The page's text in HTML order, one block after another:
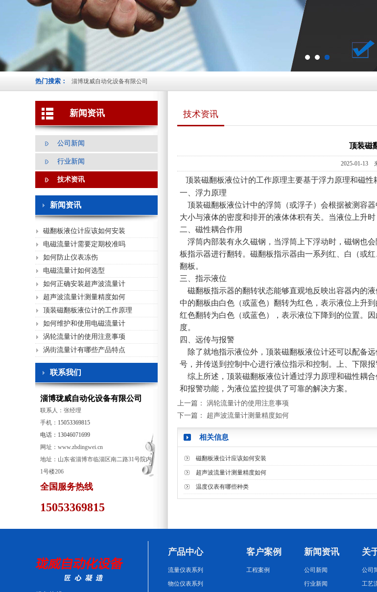
热门搜索： 淄博珑威自动化设备有限公司
新闻资讯
公司新闻
行业新闻
技术资讯
新闻资讯
磁翻板液位计应该如何安装
电磁流量计需要定期校准吗
如何防止仪表冻伤
电磁流量计如何选型
如何正确安装超声波流量计
超声波流量计测量精度如何
顶装磁翻板液位计的工作原理
如何维护和使用电磁流量计
涡轮流量计的使用注意事项
涡街流量计有哪些产品特点
联系我们
淄博珑威自动化设备有限公司
联系人：张经理
手机： 15053369815
电话：13046071699
网址：www.zbdingwei.cn
地址：山东省淄博市临淄区南二路31号院内
1号楼206
全国服务热线
15053369815
技术资讯
顶装磁
2025-01-13
顶装磁翻板液位计的工作原理主要基于浮力原理和磁性
一、浮力原理
顶装磁翻板液位计中的浮筒（或浮子）会根据被测容
大小与液体的密度和排开的液体体积有关。当液位上升
二、磁性耦合作用
浮筒内部装有永久磁钢，当浮筒上下浮动时，磁钢也
板指示器进行翻转。磁翻板指示器由一系列红、白（或
翻板。
三、指示液位
磁翻板指示器的翻转状态能够直观地反映出容器内的
中的翻板由白色（或蓝色）翻转为红色，表示液位上升
红色翻转为白色（或蓝色），表示液位下降到的位置。
度。
四、远传与报警
除了就地指示液位外，顶装磁翻板液位计还可以配备
号，并传送到控制中心进行液位指示和控制。上、下限
综上所述，顶装磁翻板液位计通过浮力原理和磁性耦
和报警功能，为液位监控提供了可靠的解决方案。
上一篇： 涡轮流量计的使用注意事项
下一篇： 超声波流量计测量精度如何
相关信息
磁翻板液位计应该如何安装
超声波流量计测量精度如何
温度仪表有哪些种类
产品中心
流量仪表系列
物位仪表系列
客户案例
工程案例
新闻资讯
公司新闻
行业新闻
关
公司
工艺